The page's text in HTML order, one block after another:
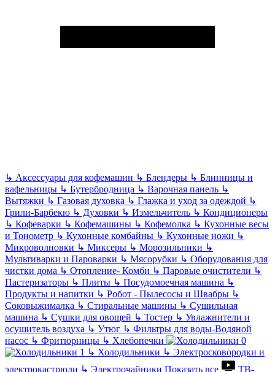
↳ Аксессуары для кофемашин ↳ Блендеры ↳ Блинницы и
вафельницы ↳ Бутербродница ↳ Варочная панель ↳
Вытяжки ↳ Газовая духовка ↳ Глажка и уход за одеждой ↳
Грили-Барбекю ↳ Духовки ↳ Измельчитель ↳ Кондиционеры
↳ Кофеварки ↳ Кофемашины ↳ Кофемолка ↳ Кухонные весы
и Тонометр ↳ Кухонные комбайны ↳ Кухонные ножи ↳
Микроволновки ↳ Миксеры ↳ Морозильники ↳
Мультиварки и Пароварки ↳ Мясорубки ↳ Оборудования для
чистки дома ↳ Отопление- Комби ↳ Паровые очистители ↳
Пастеризаторы ↳ Плиты ↳ Посудомоечная машина ↳
Продукты и напитки ↳ Робот - Пылесосы и Швабры ↳
Соковыжималка ↳ Стиральные машины ↳ Сушильная
машина ↳ Сушки для овощей ↳ Тостер ↳ Увлажнители и
осушитель воздуха ↳ Утюг ↳ Фильтры для воды-Водяной
насос ↳ Фритюрницы ↳ Хлебопечки
↳ Холодильники ↳ Электросковородки и
электрокастрюли ↳ Электрочайники Показать все
ТВ-